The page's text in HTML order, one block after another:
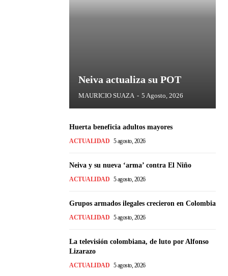
Neiva actualiza su POT
MAURICIO SUAZA - 5 Agosto, 2026
Huerta beneficia adultos mayores
ACTUALIDAD 5 agosto, 2026
Neiva y su nueva ‘arma’ contra El Niño
ACTUALIDAD 5 agosto, 2026
Grupos armados ilegales crecieron en Colombia
ACTUALIDAD 5 agosto, 2026
La televisión colombiana, de luto por Alfonso
Lizarazo
ACTUALIDAD 5 agosto, 2026